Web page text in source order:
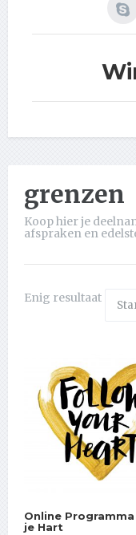
grenzen
Koop hier je
afspraken en
Enig resultaat
Online
je Hart